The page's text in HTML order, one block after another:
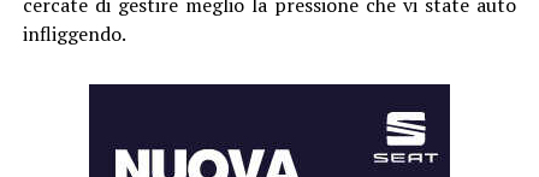
infliggendo.